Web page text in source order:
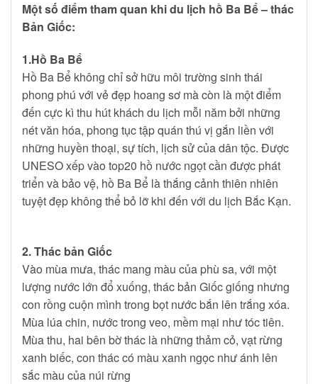
Một số điểm tham quan khi du lịch hồ Ba Bể – thác
Bản Giốc:
1.Hồ Ba Bể
Hồ Ba Bể không chỉ sở hữu môi trường sinh thái
phong phú với vẻ đẹp hoang sơ mà còn là một điểm
đến cực kì thu hút khách du lịch mỗi năm bởi những
nét văn hóa, phong tục tập quán thú vị gắn liền với
những huyền thoại, sự tích, lịch sử của dân tộc. Được
UNESO xếp vào top20 hồ nước ngọt cần được phát
triển và bảo vệ, hồ Ba Bể là thắng cảnh thiên nhiên
tuyệt đẹp không thể bỏ lỡ khi đến với du lịch Bắc Kạn.
2. Thác bản Giốc
Vào mùa mưa, thác mang màu của phù sa, với một
lượng nước lớn đổ xuống, thác bản Giốc giống nhưng
con rồng cuộn mình trong bọt nước bắn lên trắng xóa.
Mùa lúa chin, nước trong veo, mềm mại như tóc tiên.
Mùa thu, hai bên bờ thác là những thảm cỏ, vạt rừng
xanh biếc, con thác có màu xanh ngọc như ánh lên
sắc màu của núi rừng